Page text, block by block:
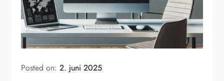
Posted on:2. juni 2025